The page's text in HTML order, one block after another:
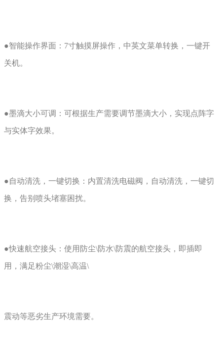
●智能操作界面：7寸触摸屏操作，中英文菜单转换，一键开
关机。
●墨滴大小可调：可根据生产需要调节墨滴大小，实现点阵字
与实体字效果。
●自动清洗，一键切换：内置清洗电磁阀，自动清洗，一键切
换，告别喷头堵塞困扰。
●快速航空接头：使用防尘\防水\防震的航空接头，即插即
用，满足粉尘\潮湿\高温\
震动等恶劣生产环境需要。